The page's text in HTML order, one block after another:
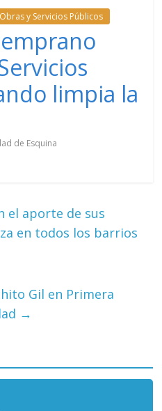
Obras y Servicios Públicos
limpia la
de Esquina
el aporte de sus
en todos los barrios
Gil en Primera
→